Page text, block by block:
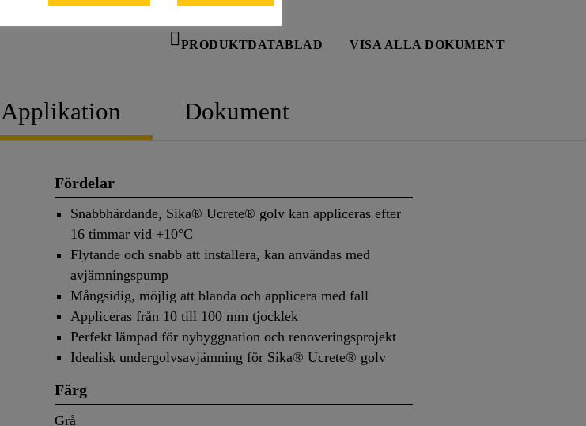
PRODUKTDATABLAD VISA ALLA DOKUMENT
Applikation Dokument
Fördelar
Snabbhärdande, Sika® Ucrete® golv kan appliceras efter
16 timmar vid +10°C
Flytande och snabb att installera, kan användas med
avjämningspump
Mångsidig, möjlig att blanda och applicera med fall
Appliceras från 10 till 100 mm tjocklek
Perfekt lämpad för nybyggnation och renoveringsprojekt
Idealisk undergolvsavjämning för Sika® Ucrete® golv
Färg
Grå